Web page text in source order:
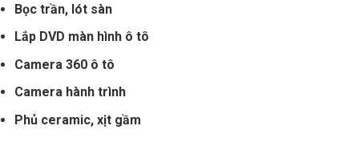
Bọc trần, lót sàn
Lắp DVD màn hình ô tô
Camera 360 ô tô
Camera hành trình
Phủ ceramic, xịt gầm